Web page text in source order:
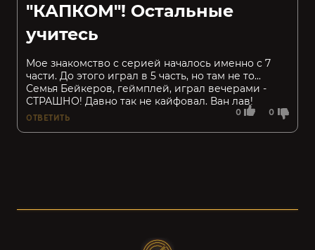
0 0
"КАПКОМ"! Остальные
учитесь
Мое знакомство с серией началось именно с 7
части. До этого играл в 5 часть, но там не то...
Семья Бейкеров, геймплей, играл вечерами -
СТРАШНО! Давно так не кайфовал. Ван лав!
ОТВЕТИТЬ